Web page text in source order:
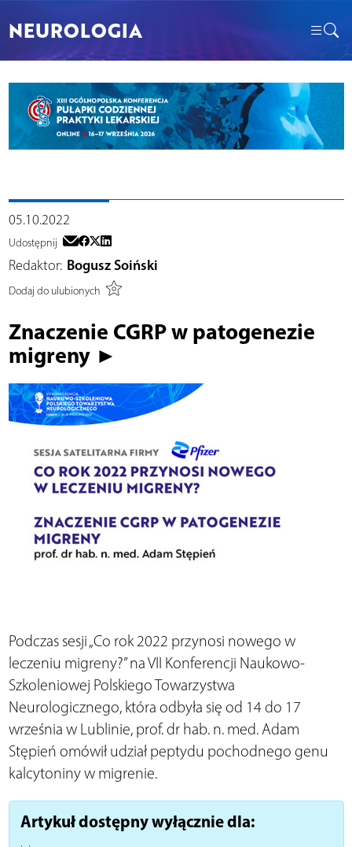
NEUROLOGIA
05.10.2022
Udostępnij
Redaktor: Bogusz Soiński
Dodaj do ulubionych
Znaczenie CGRP w patogenezie
migreny ►
Podczas sesji „Co rok 2022 przynosi nowego w
leczeniu migreny?” na VII Konferencji Naukowo-
Szkoleniowej Polskiego Towarzystwa
Neurologicznego, która odbyła się od 14 do 17
września w Lublinie, prof. dr hab. n. med. Adam
Stępień omówił udział peptydu pochodnego genu
kalcytoniny w migrenie.
Artykuł dostępny wyłącznie dla: